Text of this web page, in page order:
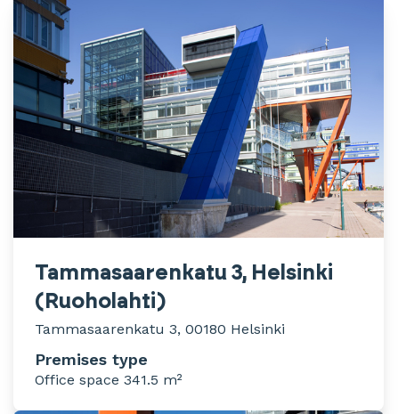
Tammasaarenkatu 3, Helsinki
(Ruoholahti)
Tammasaarenkatu 3, 00180 Helsinki
Premises type
Office space 341.5 m²